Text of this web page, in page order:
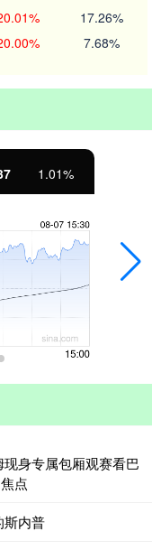
17.26%
7.68%
1.01%
身专属包厢观赛看巴
点
斯内普